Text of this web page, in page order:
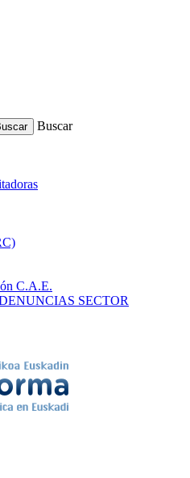
Buscar
C.A.E.
SECTOR